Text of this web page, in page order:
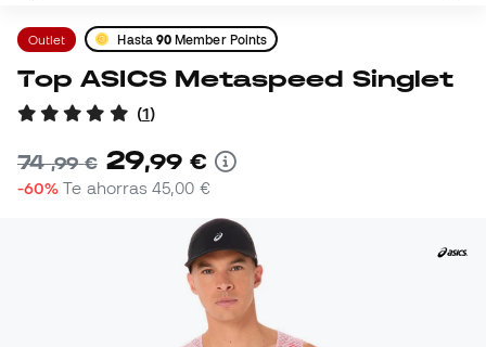
Outlet Hasta 90 Member Points
Top ASICS Metaspeed Singlet
(1)
74,99 € 29,99 €
-60% Te ahorras45,00 €